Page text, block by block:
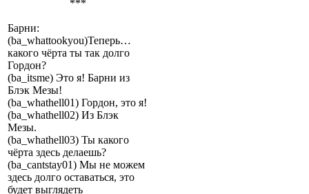
***
Барни:
(ba_whattookyou)Теперь…
какого чёрта ты так долго
Гордон?
(ba_itsme) Это я! Барни из
Блэк Мезы!
(ba_whathell01) Гордон, это я!
(ba_whathell02) Из Блэк
Мезы.
(ba_whathell03) Ты какого
чёрта здесь делаешь?
(ba_cantstay01) Мы не можем
здесь долго оставаться, это
будет выглядеть